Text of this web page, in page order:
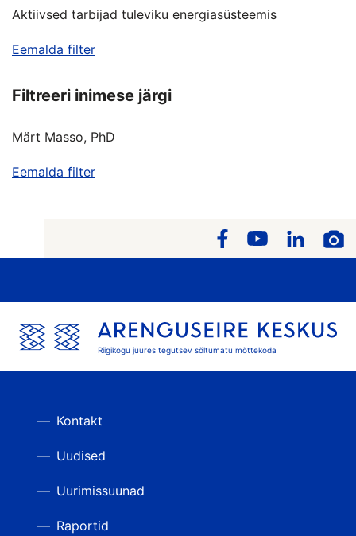
Aktiivsed tarbijad tuleviku energiasüsteemis
Eemalda filter
Filtreeri inimese järgi
Märt Masso, PhD
Eemalda filter
Riigikogu juures tegutsev sõltumatu mõttekoda
Kontakt
Uudised
Uurimissuunad
Raportid